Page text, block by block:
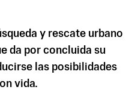
y rescate urbano
da por concluida su
las posibilidades
vida.